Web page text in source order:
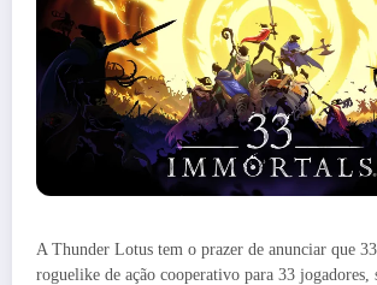
A Thunder Lotus tem o prazer de anunciar que
roguelike de ação cooperativo para 33 jogadores,